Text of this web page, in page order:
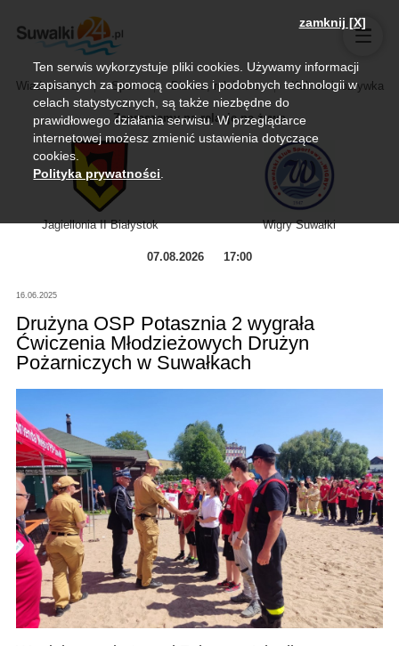
Wiadomości Sport Biznes, rolnictwo Kultura i rozrywka
Zapraszamy na relację na żywo
Jagiellonia II Białystok Wigry Suwałki
07.08.2026 17:00
16.06.2025
Drużyna OSP Potasznia 2 wygrała
Ćwiczenia Młodzieżowych Drużyn
Pożarniczych w Suwałkach
zamknij [X]
Ten serwis wykorzystuje pliki cookies. Używamy informacji
zapisanych za pomocą cookies i podobnych technologii w
celach statystycznych, są także niezbędne do
prawidłowego działania serwisu. W przeglądarce
internetowej możesz zmienić ustawienia dotyczące
cookies.
Polityka prywatności